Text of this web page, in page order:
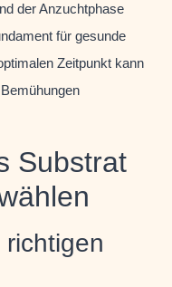
der Anzuchtphase
für gesunde
Zeitpunkt kann
Substrat